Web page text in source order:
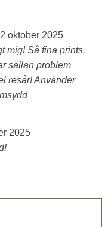
oktober 2025
mig! Så fina prints,
sällan problem
resår! Använder
2025